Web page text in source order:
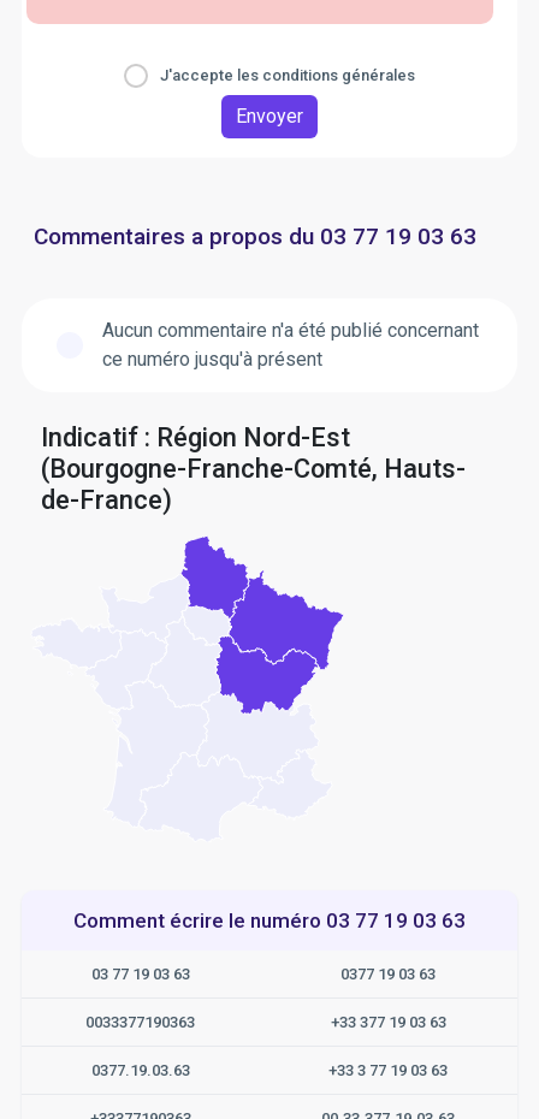
J'accepte les conditions générales
Envoyer
Commentaires a propos du 03 77 19 03 63
Aucun commentaire n'a été publié concernant
ce numéro jusqu'à présent
Indicatif : Région Nord-Est
(Bourgogne-Franche-Comté, Hauts-
de-France)
Comment écrire le numéro 03 77 19 03 63
03 77 19 03 63 0377 19 03 63
0033377190363 +33 377 19 03 63
0377.19.03.63 +33 3 77 19 03 63